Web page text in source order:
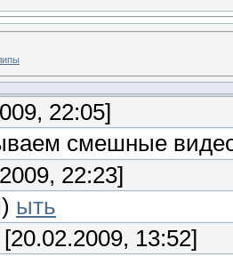
22:05]
смешные
22:23]
ыть
[20.02.2009, 13:52]